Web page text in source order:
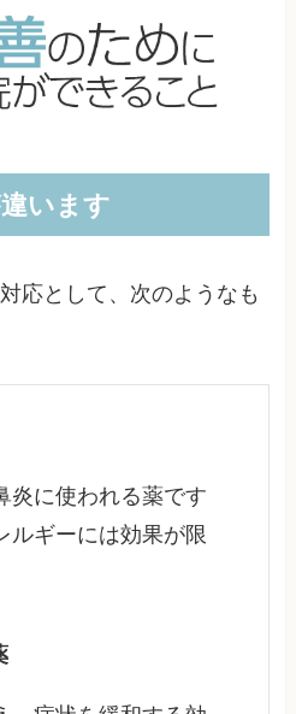
います
応として、次のようなも
炎に使われる薬です
ルギーには効果が限